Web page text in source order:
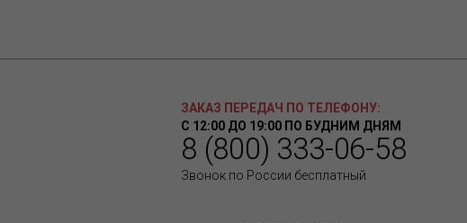
ЗАКАЗ ПЕРЕДАЧ ПО ТЕЛЕФОНУ:
С 12:00 ДО 19:00 ПО БУДНИМ ДНЯМ
8 (800) 333-06-58
Звонок по России бесплатный